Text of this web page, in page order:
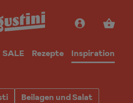
SALE Rezepte Inspiration
Beilagen und Salat